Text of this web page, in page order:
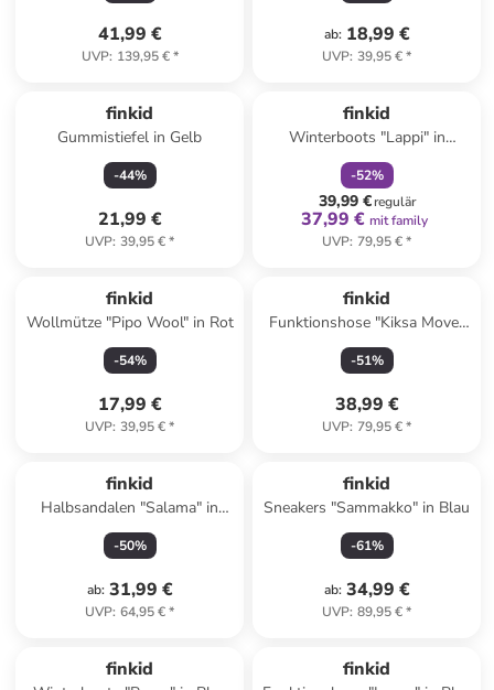
41,99 €
UVP: 139,95 €*
ab: 18,99 €
UVP: 39,95 €*
finkid
Gummistiefel in Gelb
-44%
21,99 €
UVP: 39,95 €*
finkid
Winterboots "Lappi" in
Dunkelblau
-52%
39,99 €regulär
37,99 € mit family
UVP: 79,95 €*
finkid
Wollmütze "Pipo Wool" in Rot
-54%
17,99 €
UVP: 39,95 €*
finkid
Funktionshose "Kiksa Move"
in Beige
-51%
38,99 €
UVP: 79,95 €*
finkid
Halbsandalen "Salama" in
Grün/ Blau
-50%
ab: 31,99 €
UVP: 64,95 €*
finkid
Sneakers "Sammakko" in Blau
-61%
ab: 34,99 €
UVP: 89,95 €*
finkid finkid